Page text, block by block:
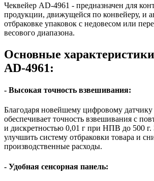
Чеквейер AD-4961 - предназначен для
продукции, движущейся по конвейеру, и
отбраковке упаковок с недовесом или
весового диапазона.
Основные
AD-4961:
- Высокая точность взвешивания:
Благодаря новейшему цифровому датчику
обеспечивает точность взвешивания с
и дискретностью 0,01 г при НПВ до 500 г.
улучшить систему отбраковки товара и
производственные расходы.
- Удобная сенсорная панель: